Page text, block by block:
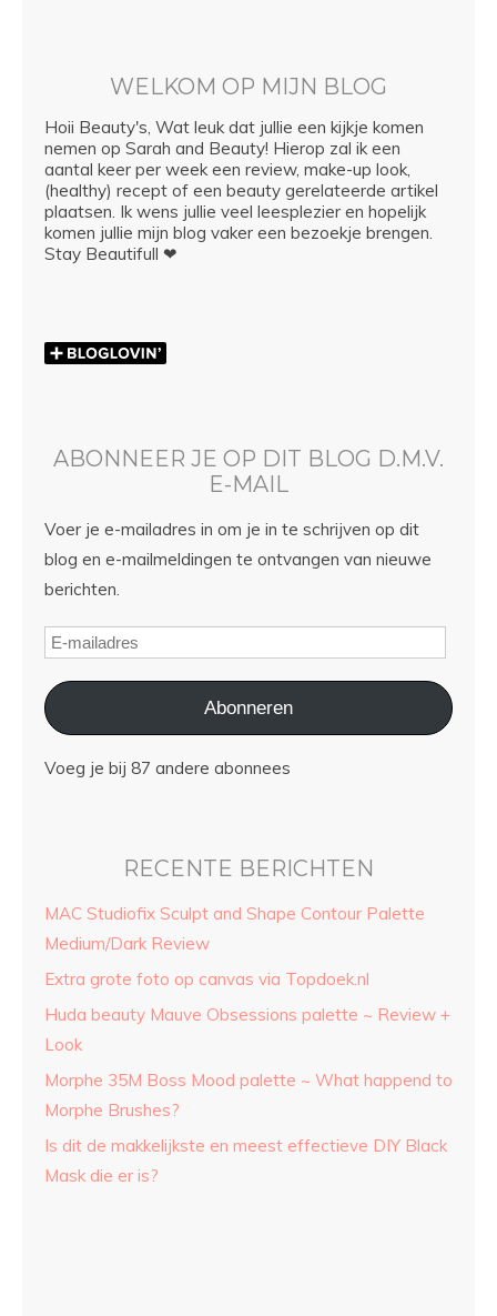
WELKOM OP MIJN BLOG
Hoii Beauty's, Wat leuk dat jullie een kijkje komen
nemen op Sarah and Beauty! Hierop zal ik een
aantal keer per week een review, make-up look,
(healthy) recept of een beauty gerelateerde artikel
plaatsen. Ik wens jullie veel leesplezier en hopelijk
komen jullie mijn blog vaker een bezoekje brengen.
Stay Beautifull ❤
ABONNEER JE OP DIT BLOG D.M.V.
E-MAIL
Voer je e-mailadres in om je in te schrijven op dit
blog en e-mailmeldingen te ontvangen van nieuwe
berichten.
Abonneren
Voeg je bij 87 andere abonnees
RECENTE BERICHTEN
MAC Studiofix Sculpt and Shape Contour Palette
Medium/Dark Review
Extra grote foto op canvas via Topdoek.nl
Huda beauty Mauve Obsessions palette ~ Review +
Look
Morphe 35M Boss Mood palette ~ What happend to
Morphe Brushes?
Is dit de makkelijkste en meest effectieve DIY Black
Mask die er is?